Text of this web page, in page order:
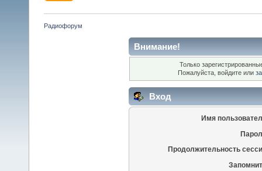
Радиофорум
Внимание!
Только
Пожалуйста, войдите или
Вход
Имя
Продолжительность